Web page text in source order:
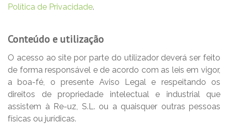
Política de Privacidade.
Conteúdo e utilização
O acesso ao site por parte do utilizador deverá ser feito
de forma responsável e de acordo com as leis em vigor,
a boa-fé, o presente Aviso Legal e respeitando os
direitos de propriedade intelectual e industrial que
assistem à Re-uz, S.L. ou a quaisquer outras pessoas
físicas ou jurídicas.